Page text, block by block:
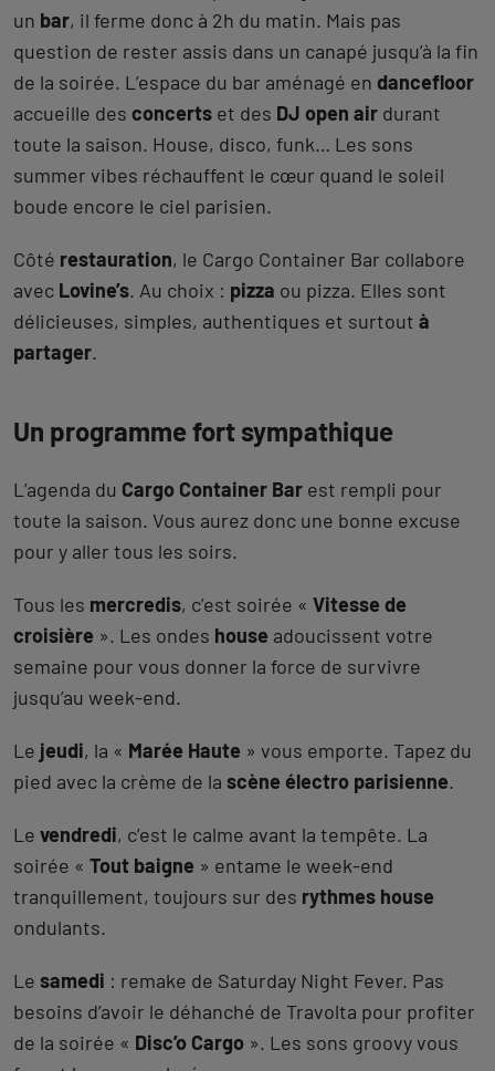
un bar, il ferme donc à 2h du matin. Mais pas
question de rester assis dans un canapé jusqu’à la fin
de la soirée. L’espace du bar aménagé en dancefloor
accueille des concerts et des DJ open air durant
toute la saison. House, disco, funk… Les sons
summer vibes réchauffent le cœur quand le soleil
boude encore le ciel parisien.
Côté restauration, le Cargo Container Bar collabore
avec Lovine’s. Au choix : pizza ou pizza. Elles sont
délicieuses, simples, authentiques et surtout à
partager.
Un programme fort sympathique
L’agenda du Cargo Container Bar est rempli pour
toute la saison. Vous aurez donc une bonne excuse
pour y aller tous les soirs.
Tous les mercredis, c’est soirée « Vitesse de
croisière ». Les ondes house adoucissent votre
semaine pour vous donner la force de survivre
jusqu’au week-end.
Le jeudi, la « Marée Haute » vous emporte. Tapez du
pied avec la crème de la scène électro parisienne.
Le vendredi, c’est le calme avant la tempête. La
soirée « Tout baigne » entame le week-end
tranquillement, toujours sur des rythmes house
ondulants.
Le samedi : remake de Saturday Night Fever. Pas
besoins d’avoir le déhanché de Travolta pour profiter
de la soirée « Disc’o Cargo ». Les sons groovy vous